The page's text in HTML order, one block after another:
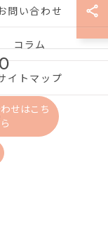
せはこち
ら
問い合わせ
コラム
イトマップ
RESERVED.